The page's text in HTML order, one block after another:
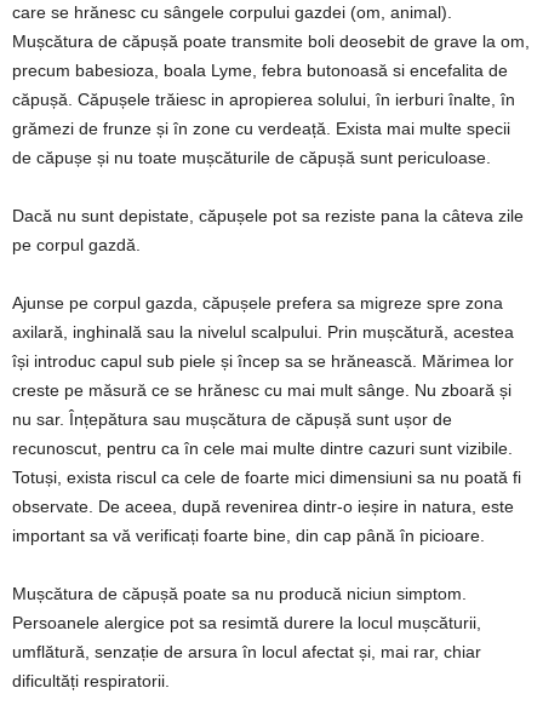
care se hrănesc cu sângele corpului gazdei (om, animal).
Mușcătura de căpușă poate transmite boli deosebit de grave la om,
precum babesioza, boala Lyme, febra butonoasă si encefalita de
căpușă. Căpușele trăiesc in apropierea solului, în ierburi înalte, în
grămezi de frunze și în zone cu verdeață. Exista mai multe specii
de căpușe și nu toate mușcăturile de căpușă sunt periculoase.
Dacă nu sunt depistate, căpușele pot sa reziste pana la câteva zile
pe corpul gazdă.
Ajunse pe corpul gazda, căpușele prefera sa migreze spre zona
axilară, inghinală sau la nivelul scalpului. Prin mușcătură, acestea
își introduc capul sub piele și încep sa se hrănească. Mărimea lor
creste pe măsură ce se hrănesc cu mai mult sânge. Nu zboară și
nu sar. Înțepătura sau mușcătura de căpușă sunt ușor de
recunoscut, pentru ca în cele mai multe dintre cazuri sunt vizibile.
Totuși, exista riscul ca cele de foarte mici dimensiuni sa nu poată fi
observate. De aceea, după revenirea dintr-o ieșire in natura, este
important sa vă verificați foarte bine, din cap până în picioare.
Mușcătura de căpușă poate sa nu producă niciun simptom.
Persoanele alergice pot sa resimtă durere la locul mușcăturii,
umflătură, senzație de arsura în locul afectat și, mai rar, chiar
dificultăți respiratorii.